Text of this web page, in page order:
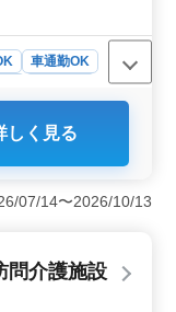
車通勤OK
ある訪問介護
通勤がスムーズ
で働くことが
提供すること
行えま
格をお持ちの
務を通じて自
しく見る
07/14〜2026/10/13
問介護施設